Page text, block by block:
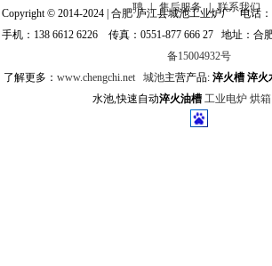
聘 | 售后服务 | 联系我们
Copyright © 2014-2024 | 合肥·庐江县城池工业炉厂 电话
手机：138 6612 6226 传真：0551-877 666 27 地址：
备15004932号
了解更多：www.chengchi.net 城池主营产品:淬火槽 淬火
水池,快速自动淬火油槽 工业电炉 烘箱